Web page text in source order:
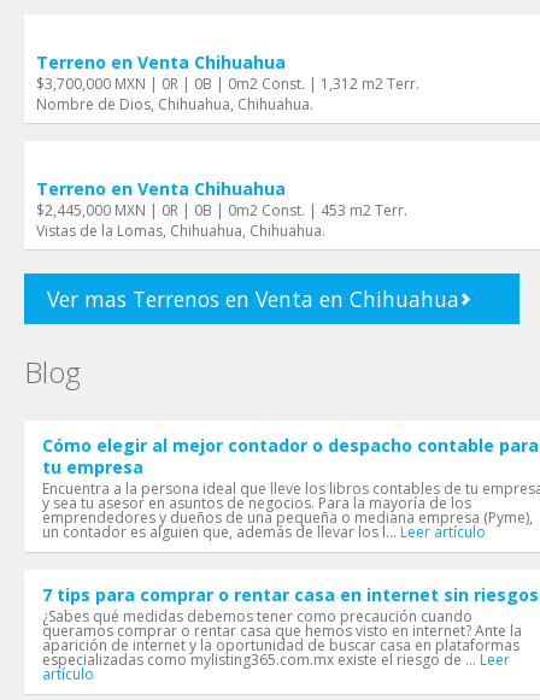
Terreno en Venta Chihuahua
$3,700,000 MXN | 0R | 0B | 0m2 Const. | 1,312 m2 Terr.
Nombre de Dios, Chihuahua, Chihuahua.
Terreno en Venta Chihuahua
$2,445,000 MXN | 0R | 0B | 0m2 Const. | 453 m2 Terr.
Vistas de la Lomas, Chihuahua, Chihuahua.
Ver mas Terrenos en Venta en Chihuahua
Blog
Cómo elegir al mejor contador o despacho contable para
tu empresa
Encuentra a la persona ideal que lleve los libros contables de tu
y sea tu asesor en asuntos de negocios. Para la mayoría de los
emprendedores y dueños de una pequeña o mediana empresa (Pyme),
un contador es alguien que, además de llevar los l... Leer artículo
7 tips para comprar o rentar casa en internet sin riesgos
¿Sabes qué medidas debemos tener como precaución cuando
queramos comprar o rentar casa que hemos visto en internet? Ante la
aparición de internet y la oportunidad de buscar casa en plataformas
especializadas como mylisting365.com.mx existe el riesgo de ... Leer
artículo